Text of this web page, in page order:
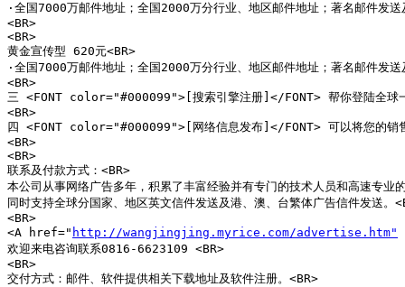
·全国7000万邮件地址；全国2000万分行业、地区邮件地址；著名邮件发送
<BR>
<BR>
黄金宣传型 620元<BR>
·全国7000万邮件地址；全国2000万分行业、地区邮件地址；著名邮件发
<BR>
三 <FONT color="#000099">[搜索引擎注册]</FONT> 帮你登陆全球一
<BR>
四 <FONT color="#000099">[网络信息发布]</FONT> 可以将您的销售
<BR>
<BR>
联系及付款方式：<BR>
本公司从事网络广告多年，积累了丰富经验并有专门的技术人员和高速专
同时支持全球分国家、地区英文信件发送及港、澳、台繁体广告信件发送。
<BR>
<A href=" http://wangjingjing.myrice.com/advertise.htm"
欢迎来电咨询联系0816-6623109 <BR>
<BR>
交付方式：邮件、软件提供相关下载地址及软件注册。<BR>